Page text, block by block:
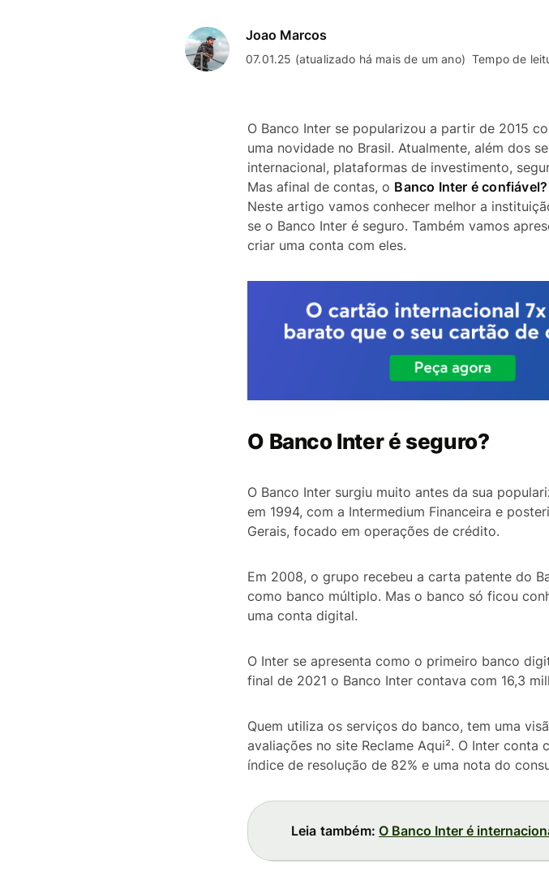
Joao Marcos
07.01.25 (atualizado há mais de um ano) Tempo de
O Banco Inter se popularizou a partir de 2015
uma novidade no Brasil. Atualmente, além dos
internacional, plataformas de investimento,
Mas afinal de contas, o Banco Inter é confiável?
Neste artigo vamos conhecer melhor a
se o Banco Inter é seguro. Também vamos
criar uma conta com eles.
O Banco Inter é seguro?
O Banco Inter surgiu muito antes da sua
em 1994, com a Intermedium Financeira e
Gerais, focado em operações de crédito.
Em 2008, o grupo recebeu a carta patente do
como banco múltiplo. Mas o banco só ficou
uma conta digital.
O Inter se apresenta como o primeiro banco
final de 2021 o Banco Inter contava com 16,3
Quem utiliza os serviços do banco, tem uma
avaliações no site Reclame Aqui². O Inter conta
índice de resolução de 82% e uma nota do
Leia também: O Banco Inter é